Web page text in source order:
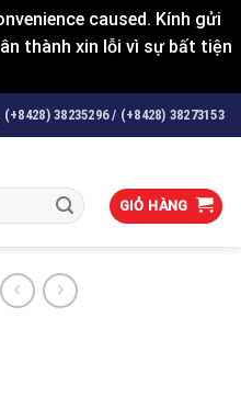
caused. Kính gửi
thành xin lỗi vì sự bất tiện
(+8428) 38235296 / (+8428) 38273153
GIỎ HÀNG